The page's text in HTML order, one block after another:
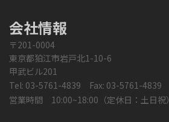
会社情報
〒201-0004
東京都狛江市岩戸北1-10-6
甲武ビル201
Tel: 03-5761-4839 Fax: 03-5761-4839
営業時間 10:00~18:00（定休日：土日祝）